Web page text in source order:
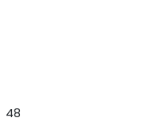
48